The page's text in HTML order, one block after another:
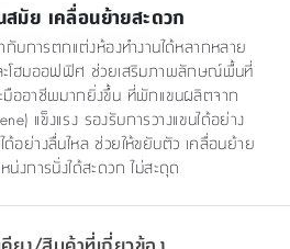
สมัย เคลื่อนย้ายสะดวก
กับการตกแต่งห้องทำงานได้หลากหลาย
ะโฮมออฟฟิศ ช่วยเสริมภาพลักษณ์พื้นที่
ะมืออาชีพมากยิ่งขึ้น ที่พักแขนผลิตจาก
แข็งแรง รองรับการวางแขนได้อย่าง
อย่างลื่นไหล ช่วยให้ขยับตัว เคลื่อนย้าย
น่งการนั่งได้สะดวก ไม่สะดุด